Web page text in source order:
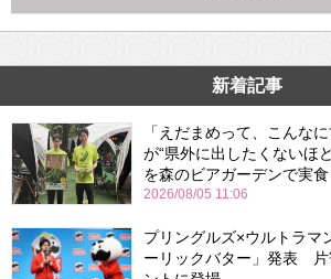
新着記事
「えだまめって、こんな
が“県外に出したくないほ
を森のビアガーデンで実食
2026/08/05 11:06
プリングルズ×ウルトラマ
ーリックバター」発表 片